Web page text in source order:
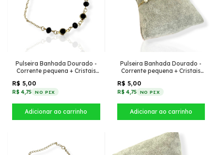
Pulseira Banhada Dourado -
Corrente pequena + Cristais
R$ 5,00
R$ 4,75 NO PIX
Pulseira Banhada Dourado -
Corrente pequena + Cristais
R$ 5,00
R$ 4,75 NO PIX